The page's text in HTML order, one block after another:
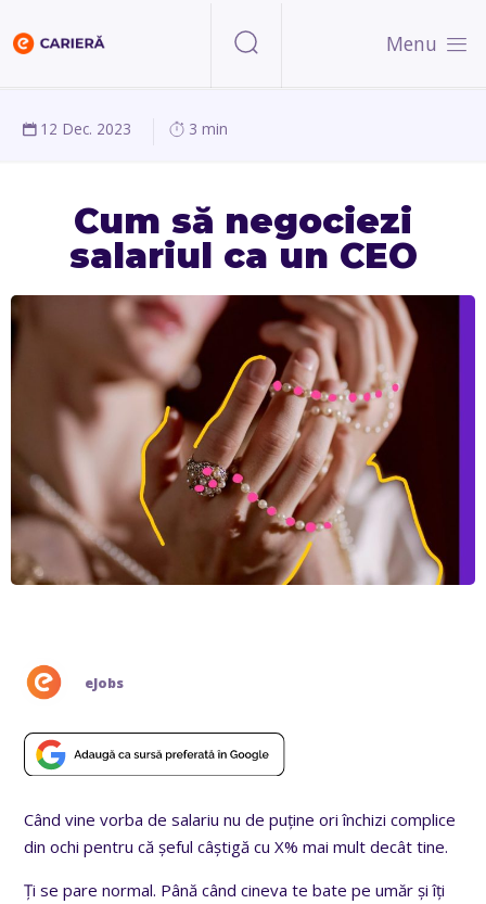
Menu
12 Dec. 2023 3 min
Cum să negociezi
salariul ca un CEO
eJobs
Când vine vorba de salariu nu de puține ori închizi complice
din ochi pentru că șeful câștigă cu X% mai mult decât tine.
Ți se pare normal. Până când cineva te bate pe umăr și îți